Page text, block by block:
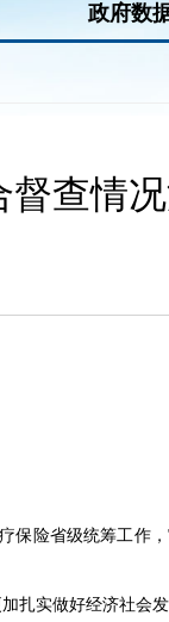
政府数
查情
保险省级统筹工作
扎实做好经济社会